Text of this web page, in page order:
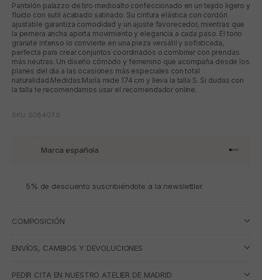
Pantalón palazzo de tiro medioalto confeccionado en un tejido ligero y
fluido con sutil acabado satinado. Su cintura elástica con cordón
ajustable garantiza comodidad y un ajuste favorecedor, mientras que
la pernera ancha aporta movimiento y elegancia a cada paso. El tono
granate intenso lo convierte en una pieza versátil y sofisticada,
perfecta para crear conjuntos coordinados o combinar con prendas
más neutras. Un diseño cómodo y femenino que acompaña desde los
planes del día a las ocasiones más especiales con total
naturalidad.Medidas:María mide 174 cm y lleva la talla S. Si dudas con
la talla te recomendamos usar el recomendador online.
SKU: 208407.S
Marca española Ir al
Ir al
Ir al
Ir al
5% de descuento suscribiéndote a la newslettler
COMPOSICIÓN
ENVÍOS, CAMBIOS Y DEVOLUCIONES
PEDIR CITA EN NUESTRO ATELIER DE MADRID